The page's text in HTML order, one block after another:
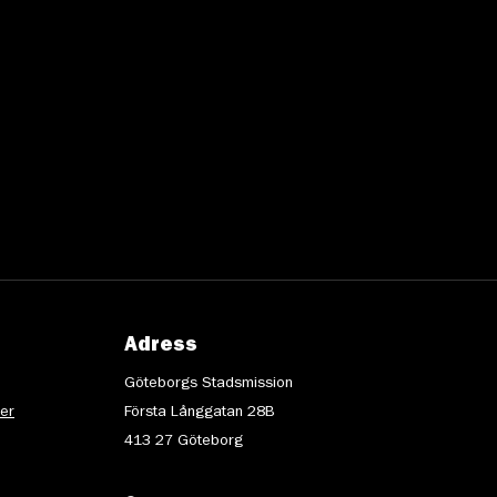
Adress
Göteborgs Stadsmission
Första Långgatan 28B
413 27 Göteborg